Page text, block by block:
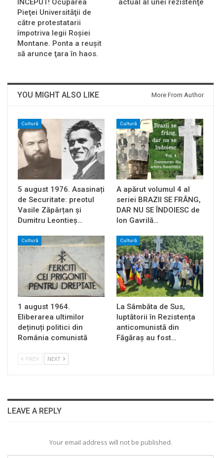
ÎNCEPUT! Ocuparea
Pieţei Universităţii de
către protestatarii
împotriva legii Roşiei
Montane. Ponta a reuşit
să arunce ţara în haos.
actual al unei rezistenţe
YOU MIGHT ALSO LIKE More From Author
Cultură
5 august 1976. Asasinați
de Securitate: preotul
Vasile Zăpârțan și
Dumitru Leontieș…
Cultură
A apărut volumul 4 al
seriei BRAZII SE FRÂNG,
DAR NU SE ÎNDOIESC de
Ion Gavrilă…
Cultură
1 august 1964.
Eliberarea ultimilor
deținuți politici din
România comunistă
Cultură
La Sâmbăta de Sus,
luptătorii în Rezistența
anticomunistă din
Făgăraș au fost…
PREV NEXT
LEAVE A REPLY
Your email address will not be published.